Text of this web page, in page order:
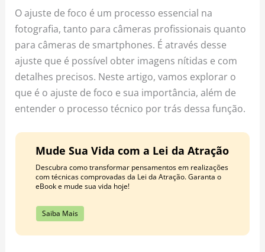
k a
m
s
t
O ajuste de foco é um processo essencial na
fotografia, tanto para câmeras profissionais quanto
para câmeras de smartphones. É através desse
ajuste que é possível obter imagens nítidas e com
detalhes precisos. Neste artigo, vamos explorar o
que é o ajuste de foco e sua importância, além de
entender o processo técnico por trás dessa função.
Mude Sua Vida com a Lei da Atração
Descubra como transformar pensamentos em realizações
com técnicas comprovadas da Lei da Atração. Garanta o
eBook e mude sua vida hoje!
Saiba Mais